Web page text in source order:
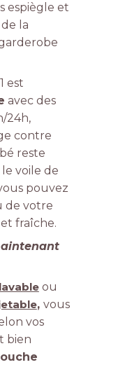
espiègle et
la
est
avec des
24h,
contre
reste
voile de
pouvez
de votre
fraîche.
ou
, vous
vos
bien